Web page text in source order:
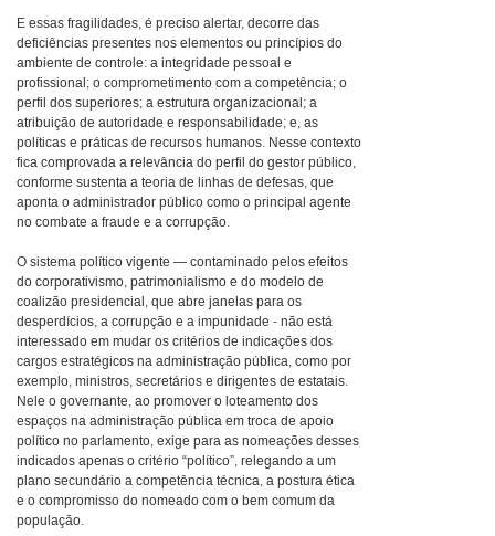
E essas fragilidades, é preciso alertar, decorre das
deficiências presentes nos elementos ou princípios do
ambiente de controle: a integridade pessoal e
profissional; o comprometimento com a competência; o
perfil dos superiores; a estrutura organizacional; a
atribuição de autoridade e responsabilidade; e, as
políticas e práticas de recursos humanos. Nesse contexto
fica comprovada a relevância do perfil do gestor público,
conforme sustenta a teoria de linhas de defesas, que
aponta o administrador público como o principal agente
no combate a fraude e a corrupção.
O sistema político vigente — contaminado pelos efeitos
do corporativismo, patrimonialismo e do modelo de
coalizão presidencial, que abre janelas para os
desperdícios, a corrupção e a impunidade - não está
interessado em mudar os critérios de indicações dos
cargos estratégicos na administração pública, como por
exemplo, ministros, secretários e dirigentes de estatais.
Nele o governante, ao promover o loteamento dos
espaços na administração pública em troca de apoio
político no parlamento, exige para as nomeações desses
indicados apenas o critério “político”, relegando a um
plano secundário a competência técnica, a postura ética
e o compromisso do nomeado com o bem comum da
população.